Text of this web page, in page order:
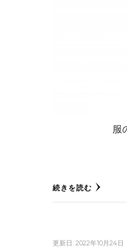
服
続きを読む
更新日: 2022年10月24日